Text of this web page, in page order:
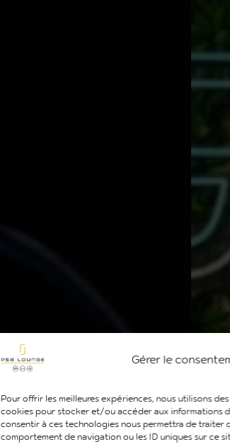
Gérer le
Pour offrir les meilleures expériences, nous utilisons
cookies pour stocker et/ou accéder aux informations
consentir à ces technologies nous permettra de traiter
comportement de navigation ou les ID uniques sur ce